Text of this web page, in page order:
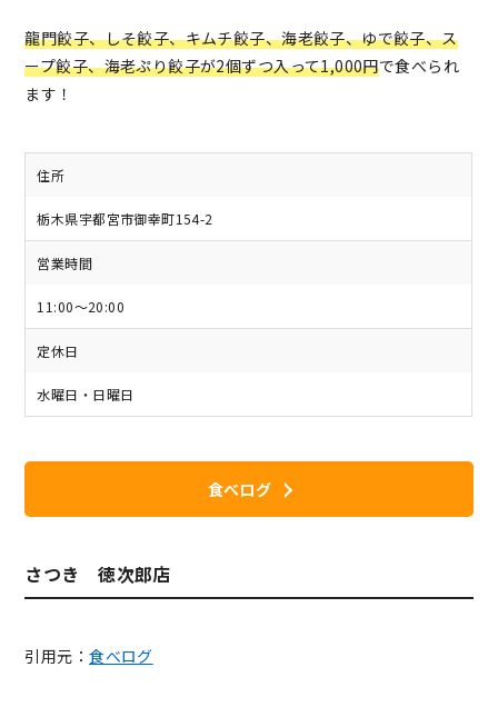
龍門餃子、しそ餃子、キムチ餃子、海老餃子、ゆで餃子、ス
ープ餃子、海老ぷり餃子が2個ずつ入って1,000円で食べられ
ます！
住所
栃木県宇都宮市御幸町154-2
営業時間
11:00～20:00
定休日
水曜日・日曜日
食べログ
さつき 徳次郎店
引用元：食べログ